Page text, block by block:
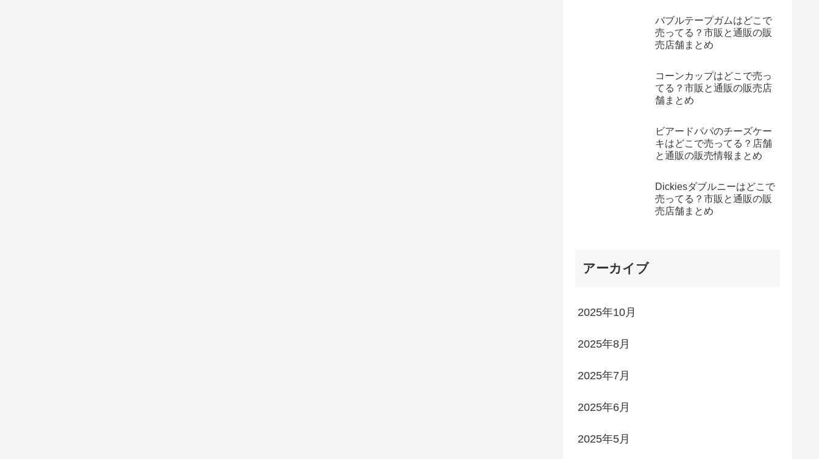
バブルテープガムはどこで
売ってる？市販と通販の販
売店舗まとめ
コーンカップはどこで売っ
てる？市販と通販の販売店
舗まとめ
ビアードパパのチーズケー
キはどこで売ってる？店舗
と通販の販売情報まとめ
Dickiesダブルニーはどこで
売ってる？市販と通販の販
売店舗まとめ
アーカイブ
2025年10月
2025年8月
2025年7月
2025年6月
2025年5月